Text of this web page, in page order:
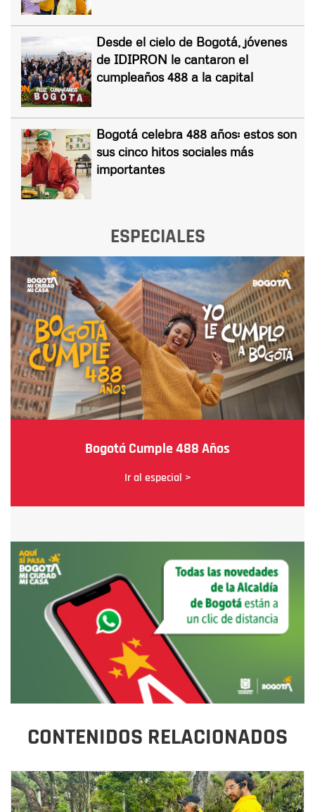
Desde el cielo de Bogotá, jóvenes
de IDIPRON le cantaron el
cumpleaños 488 a la capital
Bogotá celebra 488 años: estos son
sus cinco hitos sociales más
importantes
ESPECIALES
Bogotá Cumple 488 Años
Ir al especial >
CONTENIDOS RELACIONADOS